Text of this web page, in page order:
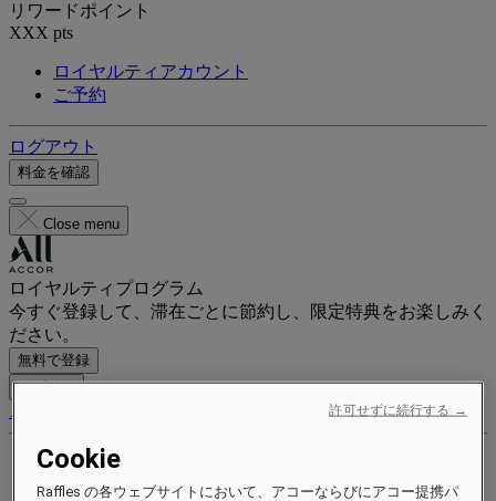
リワードポイント
XXX pts
ロイヤルティアカウント
ご予約
ログアウト
料金を確認
Close menu
ロイヤルティプログラム
今すぐ登録して、滞在ごとに節約し、限定特典をお楽しみく
ださい。
無料で登録
ログイン
ご予約
特典とステータス
ポイントを獲得して交換する
Cookie
Raffles の各ウェブサイトにおいて、アコーならびにアコー提携パ
許可せずに続行する →